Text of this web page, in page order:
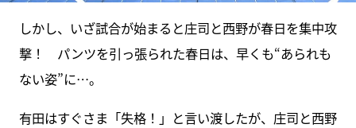
しかし、いざ試合が始まると庄司と西野が春日を集中攻
撃！ パンツを引っ張られた春日は、早くも“あられも
ない姿”に…。
有田はすぐさま「失格！」と言い渡したが、庄司と西野